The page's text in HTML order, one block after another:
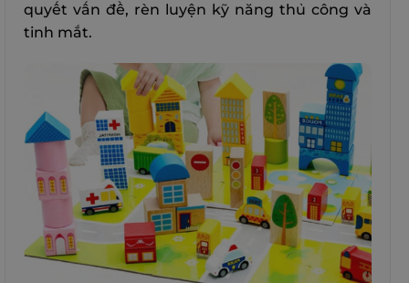
quyết vấn đề, rèn luyện kỹ năng thủ công và
tinh mắt.